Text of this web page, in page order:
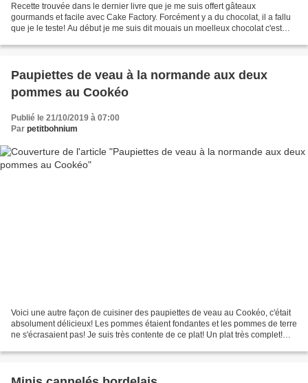
Recette trouvée dans le dernier livre que je me suis offert gâteaux
gourmands et facile avec Cake Factory. Forcément y a du chocolat, il a fallu
que je le teste! Au début je me suis dit mouais un moelleux chocolat c'est
Paupiettes de veau à la normande aux deux
pommes au Cookéo
Publié le 21/10/2019 à 07:00
Par petitbohnium
Voici une autre façon de cuisiner des paupiettes de veau au Cookéo, c'était
absolument délicieux! Les pommes étaient fondantes et les pommes de terre
ne s'écrasaient pas! Je suis très contente de ce plat! Un plat très complet!